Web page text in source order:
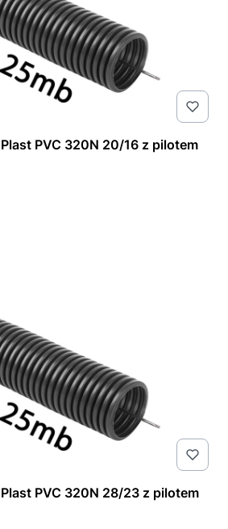
PVC 320N 20/16 z pilotem
PVC 320N 28/23 z pilotem